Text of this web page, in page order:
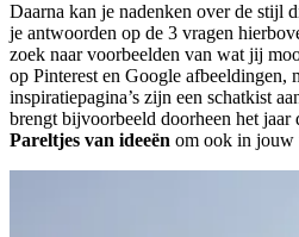
Daarna kan je nadenken over de stijl
je antwoorden op de 3 vragen
zoek naar voorbeelden van wat jij
op Pinterest en Google afbeeldingen,
inspiratiepagina’s zijn een schatkist
brengt bijvoorbeeld doorheen het jaar
Pareltjes van ideeën om ook in jouw